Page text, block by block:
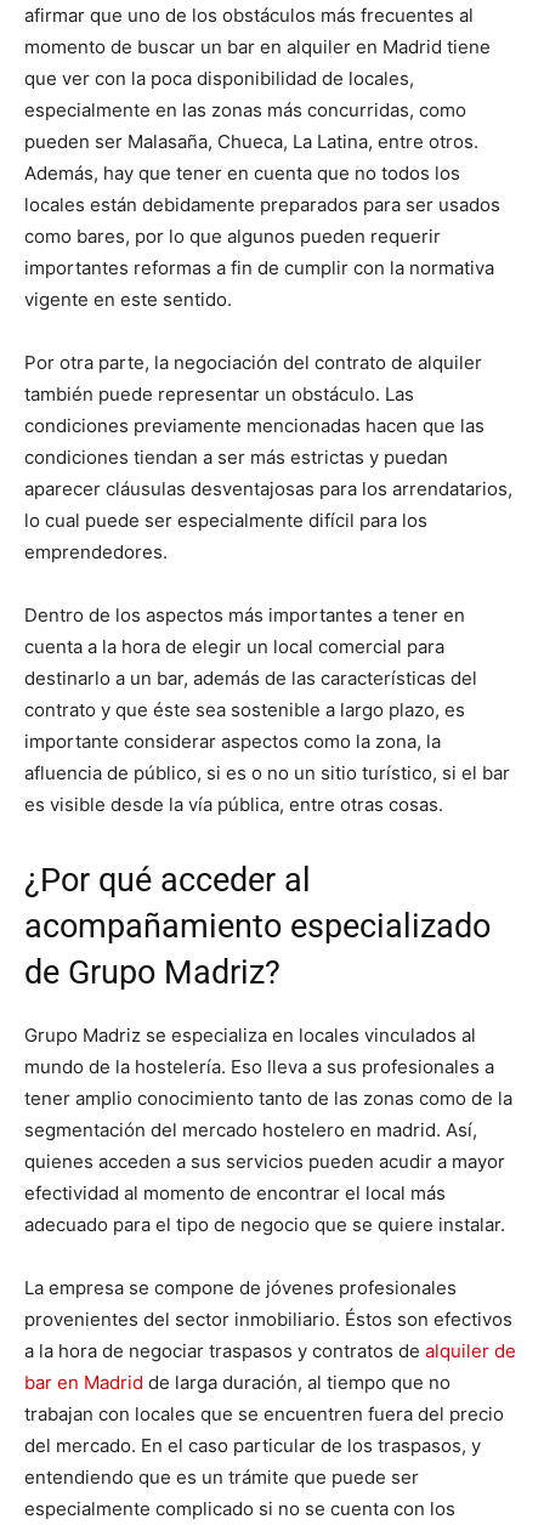
afirmar que uno de los obstáculos más frecuentes al
momento de buscar un bar en alquiler en Madrid tiene
que ver con la poca disponibilidad de locales,
especialmente en las zonas más concurridas, como
pueden ser Malasaña, Chueca, La Latina, entre otros.
Además, hay que tener en cuenta que no todos los
locales están debidamente preparados para ser usados
como bares, por lo que algunos pueden requerir
importantes reformas a fin de cumplir con la normativa
vigente en este sentido.
Por otra parte, la negociación del contrato de alquiler
también puede representar un obstáculo. Las
condiciones previamente mencionadas hacen que las
condiciones tiendan a ser más estrictas y puedan
aparecer cláusulas desventajosas para los arrendatarios,
lo cual puede ser especialmente difícil para los
emprendedores.
Dentro de los aspectos más importantes a tener en
cuenta a la hora de elegir un local comercial para
destinarlo a un bar, además de las características del
contrato y que éste sea sostenible a largo plazo, es
importante considerar aspectos como la zona, la
afluencia de público, si es o no un sitio turístico, si el bar
es visible desde la vía pública, entre otras cosas.
¿Por qué acceder al
acompañamiento especializado
de Grupo Madriz?
Grupo Madriz se especializa en locales vinculados al
mundo de la hostelería. Eso lleva a sus profesionales a
tener amplio conocimiento tanto de las zonas como de la
segmentación del mercado hostelero en madrid. Así,
quienes acceden a sus servicios pueden acudir a mayor
efectividad al momento de encontrar el local más
adecuado para el tipo de negocio que se quiere instalar.
La empresa se compone de jóvenes profesionales
provenientes del sector inmobiliario. Éstos son efectivos
a la hora de negociar traspasos y contratos de alquiler de
bar en Madrid de larga duración, al tiempo que no
trabajan con locales que se encuentren fuera del precio
del mercado. En el caso particular de los traspasos, y
entendiendo que es un trámite que puede ser
especialmente complicado si no se cuenta con los